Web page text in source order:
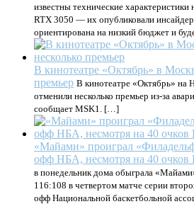
известны технические
RTX 3050 — их опубликовали
ориентирована на низкий бюджет и
В кинотеатре «Октябрь» в
премьер В кинотеатре «Октябрь» на
отменили несколько премьер из-за
сообщает MSK1. […]
«Майами» проиграл
офф НБА, несмотря на 40 очков
в понедельник дома обыграла
116:108 в четвертом матче серии
офф Национальной баскетбольной